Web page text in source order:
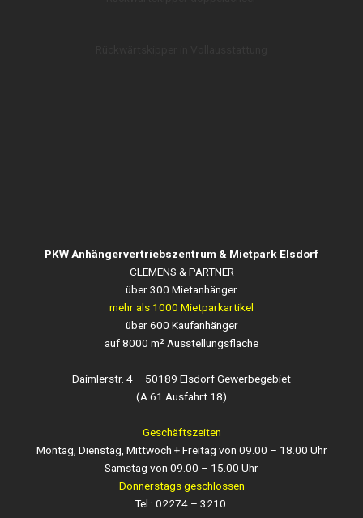
PKW Anhängervertriebszentrum & Mietpark Elsdorf
CLEMENS & PARTNER
über 300 Mietanhänger
mehr als 1000 Mietparkartikel
über 600 Kaufanhänger
auf 8000 m² Ausstellungsfläche
Daimlerstr. 4 – 50189 Elsdorf Gewerbegebiet
(A 61 Ausfahrt 18)
Geschäftszeiten
Montag, Dienstag, Mittwoch + Freitag von 09.00 – 18.00 Uhr
Samstag von 09.00 – 15.00 Uhr
Donnerstags geschlossen
Tel.: 02274 – 3210